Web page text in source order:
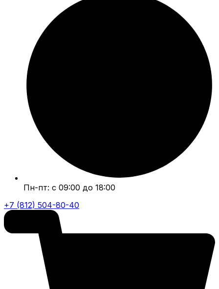
Пн-пт: с 09:00 до 18:00
+7 (812) 504-80-40